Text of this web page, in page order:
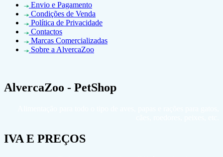
Envio e Pagamento
Condições de Venda
Política de Privacidade
Contactos
Marcas Comercializadas
Sobre a AlvercaZoo
AlvercaZoo - PetShop
IVA E PREÇOS